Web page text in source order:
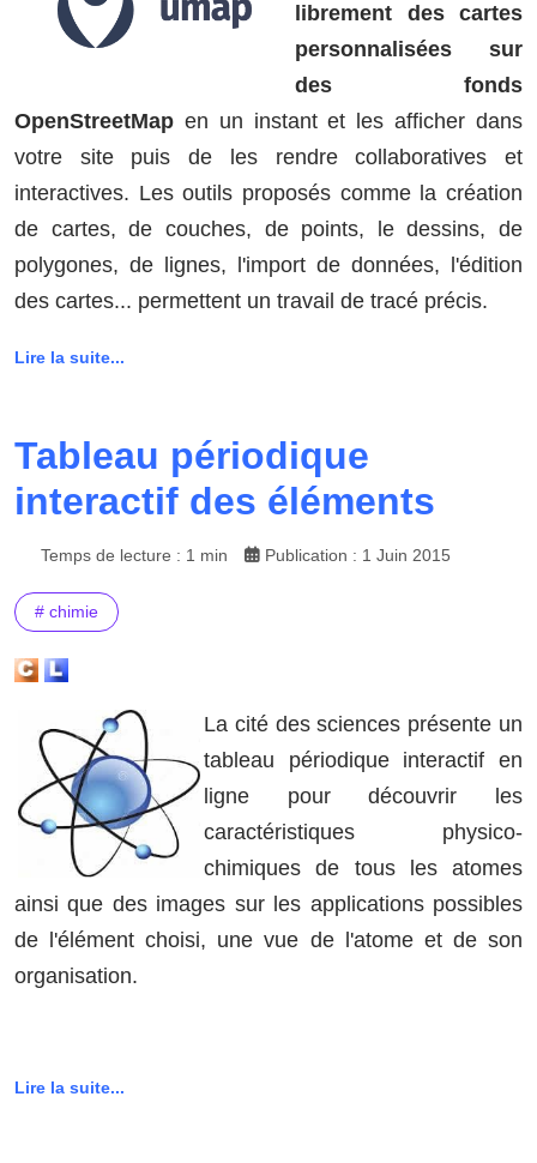
librement des cartes
personnalisées sur
des fonds
OpenStreetMap en un instant et les afficher dans
votre site puis de les rendre collaboratives et
interactives. Les outils proposés comme la création
de cartes, de couches, de points, le dessins, de
polygones, de lignes, l'import de données, l'édition
des cartes... permettent un travail de tracé précis.
Lire la suite...
Tableau périodique
interactif des éléments
Temps de lecture : 1 min Publication : 1 Juin 2015
# chimie
La cité des sciences présente un
tableau périodique interactif en
ligne pour découvrir les
caractéristiques physico-
chimiques de tous les atomes
ainsi que des images sur les applications possibles
de l'élément choisi, une vue de l'atome et de son
organisation.
Lire la suite...